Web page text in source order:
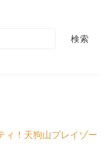
検索
ィ！天狗山プレイゾー